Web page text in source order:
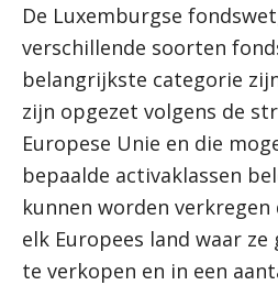
De Luxemburgse
verschillende soorten
belangrijkste categorie
zijn opgezet volgens de
Europese Unie en die
bepaalde activaklassen
kunnen worden
elk Europees land waar
te verkopen en in een